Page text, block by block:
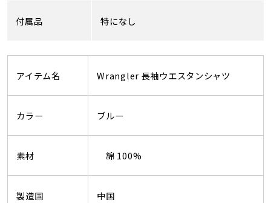
付属品 特になし
アイテム名 Wrangler 長袖ウエスタンシャツ
カラー ブルー
素材 綿 100%
製造国 中国